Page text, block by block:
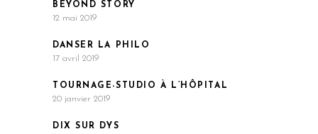
BEYOND STORY
12 mai 2019
DANSER LA PHILO
17 avril 2019
TOURNAGE-STUDIO À L’HÔPITAL
20 janvier 2019
DIX SUR DYS